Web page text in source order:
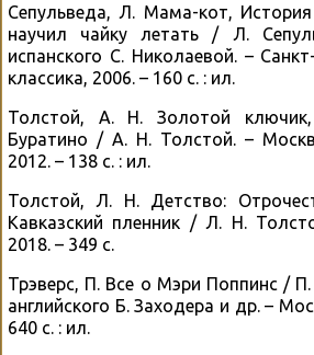
Сепульведа, Л. Мама-кот,
научил чайку летать / Л.
испанского С. Николаевой. –
классика, 2006. – 160 с. : ил.
Толстой, А. Н. Золотой
Буратино / А. Н. Толстой. –
2012. – 138 с. : ил.
Толстой, Л. Н. Детство:
Кавказский пленник / Л. Н.
2018. – 349 с.
Трэверс, П. Все о Мэри Поппинс /
английского Б. Заходера и др. –
640 с. : ил.